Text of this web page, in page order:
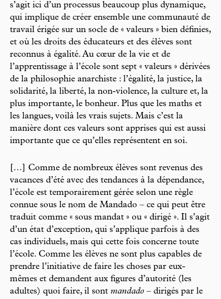
s’agit ici d’un processus beaucoup plus dynamique,
qui implique de créer ensemble une communauté de
travail érigée sur un socle de « valeurs » bien définies,
et où les droits des éducateurs et des élèves sont
reconnus à égalité. Au cœur de la vie et de
l’apprentissage à l’école sont sept « valeurs » dérivées
de la philosophie anarchiste : l’égalité, la justice, la
solidarité, la liberté, la non-violence, la culture et, la
plus importante, le bonheur. Plus que les maths et
les langues, voilà les vrais sujets. Mais c’est la
manière dont ces valeurs sont apprises qui est aussi
importante que ce qu’elles représentent en soi.
[…] Comme de nombreux élèves sont revenus des
vacances d’été avec des tendances à la dépendance,
l’école est temporairement gérée selon une règle
connue sous le nom de Mandado – ce qui peut être
traduit comme « sous mandat » ou « dirigé ». Il s’agit
d’un état d’exception, qui s’applique parfois à des
cas individuels, mais qui cette fois concerne toute
l’école. Comme les élèves ne sont plus capables de
prendre l’initiative de faire les choses par eux-
mêmes et demandent aux figures d’autorité (les
adultes) quoi faire, il sont mandado – dirigés par le